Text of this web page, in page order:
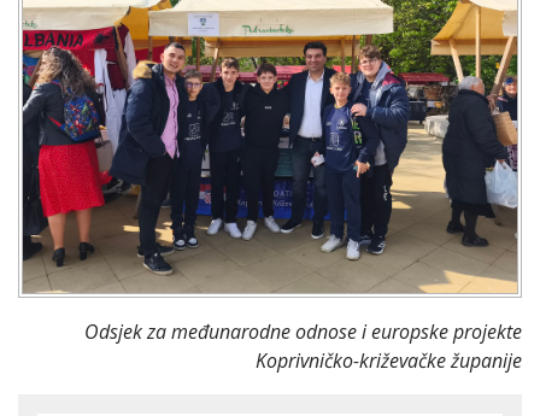
Odsjek za međunarodne odnose i europske projekte
Koprivničko-križevačke županije